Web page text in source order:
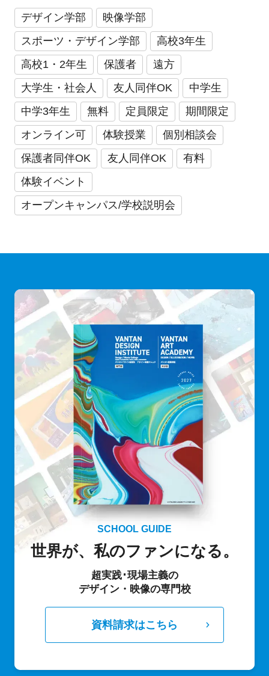
デザイン学部
映像学部
スポーツ・デザイン学部
高校3年生
高校1・2年生
保護者
遠方
大学生・社会人
友人同伴OK
中学生
中学3年生
無料 定員限定
期間限定
オンライン可
体験授業
個別相談会
保護者同伴OK
友人同伴OK
有料
体験イベント
オープンキャンパス/学校説明会
SCHOOL GUIDE
世界が、私のファンになる。
超実践･現場主義の
デザイン・映像の専門校
資料請求はこちら